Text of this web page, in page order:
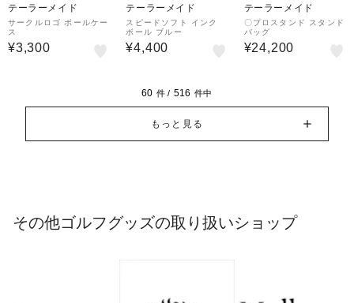
テーラーメイド
サークルロゴ ボールケー
ス
¥3,300
テーラーメイド
スピードソフト インク
ボール ブルー
¥4,400
テーラーメイド
〇プロスタンド スタンド
バッグ
¥24,200
60 件 / 516 件中
もっと見る
その他ゴルフグッズの取り扱いショップ